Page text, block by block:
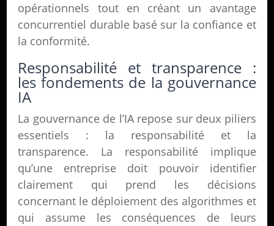
opérationnels tout en créant un avantage
concurrentiel durable basé sur la confiance et
la conformité.
Responsabilité et transparence :
les fondements de la gouvernance
IA
La gouvernance de l’IA repose sur deux piliers
essentiels : la responsabilité et la
transparence. La responsabilité implique
qu’une entreprise doit pouvoir identifier
clairement qui prend les décisions
concernant le déploiement des algorithmes et
qui assume les conséquences de leurs